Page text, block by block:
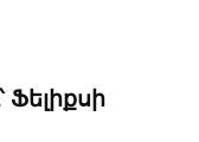
Ֆելիքսի